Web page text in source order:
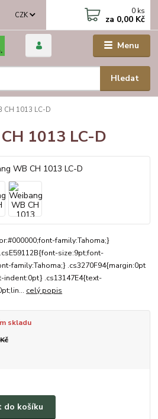
Menu
CZK
Hledat
0 ks
za 0,00 Kč
CH 1013 LC-D
1013 LC-D
family:Tahoma;}
size:9pt;font-
family:Tahoma;} .cs3270F94{margin:0pt
.cs13147E4{text-
celý popis
skladu
do košíku